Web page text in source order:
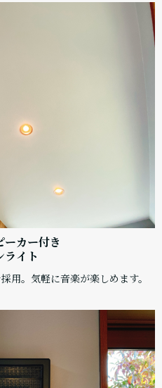
ーカー付き
ライト
用。気軽に音楽が楽しめます。